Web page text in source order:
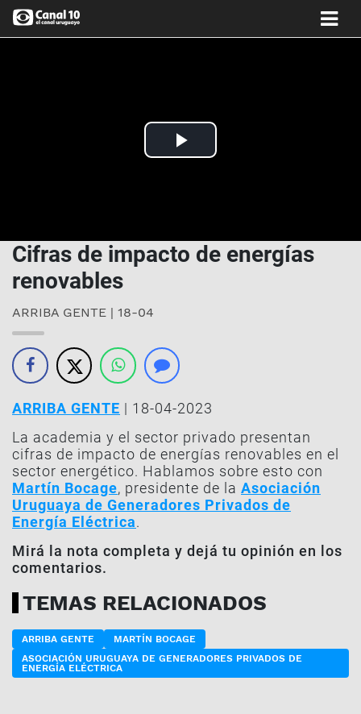
Play
Cifras de impacto de energías
renovables
ARRIBA GENTE | 18-04
ARRIBA GENTE | 18-04-2023
La academia y el sector privado presentan
cifras de impacto de energías renovables en el
sector energético. Hablamos sobre esto con
Martín Bocage, presidente de la Asociación
Uruguaya de Generadores Privados de
Energía Eléctrica.
Mirá la nota completa y dejá tu opinión en los
comentarios.
TEMAS RELACIONADOS
ARRIBA GENTE
MARTÍN BOCAGE
ASOCIACIÓN URUGUAYA DE GENERADORES PRIVADOS DE
ENERGÍA ELÉCTRICA